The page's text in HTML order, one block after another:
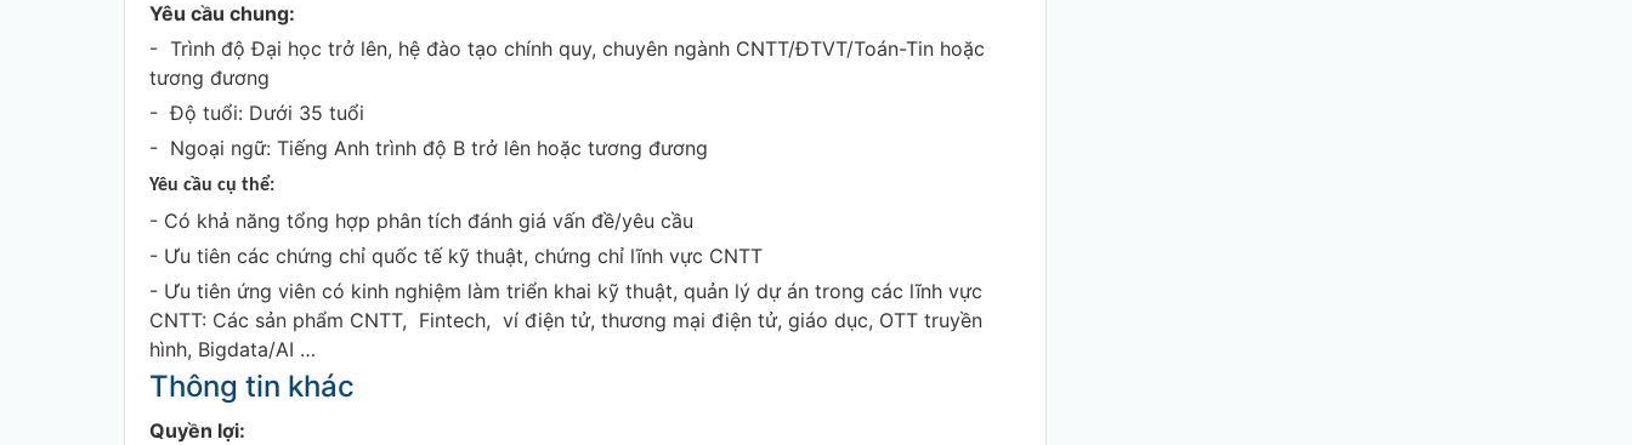
Yêu cầu chung:
- Trình độ Đại học trở lên, hệ đào tạo chính quy, chuyên ngành CNTT/ĐTVT/Toán-Tin hoặc
tương đương
- Độ tuổi: Dưới 35 tuổi
- Ngoại ngữ: Tiếng Anh trình độ B trở lên hoặc tương đương
Yêu cầu cụ thể:
- Có khả năng tổng hợp phân tích đánh giá vấn đề/yêu cầu
- Ưu tiên các chứng chỉ quốc tế kỹ thuật, chứng chỉ lĩnh vực CNTT
- Ưu tiên ứng viên có kinh nghiệm làm triển khai kỹ thuật, quản lý dự án trong các lĩnh vực
CNTT: Các sản phẩm CNTT, Fintech, ví điện tử, thương mại điện tử, giáo dục, OTT truyền
hình, Bigdata/AI …
Thông tin khác
Quyền lợi: